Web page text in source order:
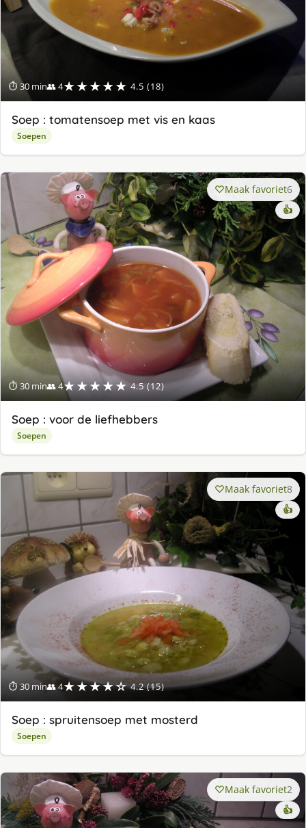
⏱ 30 min👥 4★★★★★ 4.5 (18)
Soep : tomatensoep met vis en kaas
Soepen
⏱ 30 min👥 4★★★★★ 4.5 (12)
Maak favoriet6
👍
Soep : voor de liefhebbers
Soepen
⏱ 30 min👥 4★★★★☆ 4.2 (15)
Maak favoriet8
👍
Soep : spruitensoep met mosterd
Soepen
Maak favoriet2
👍